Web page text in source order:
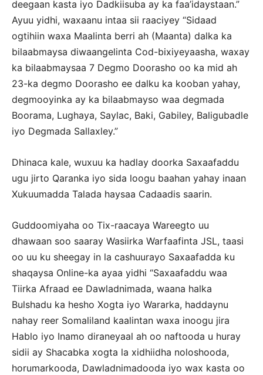
deegaan kasta iyo Dadkiisuba ay ka faa’idaystaan.”
Ayuu yidhi, waxaanu intaa sii raaciyey “Sidaad
ogtihiin waxa Maalinta berri ah (Maanta) dalka ka
bilaabmaysa diwaangelinta Cod-bixiyeyaasha, waxay
ka bilaabmaysaa 7 Degmo Doorasho oo ka mid ah
23-ka degmo Doorasho ee dalku ka kooban yahay,
degmooyinka ay ka bilaabmayso waa degmada
Boorama, Lughaya, Saylac, Baki, Gabiley, Baligubadle
iyo Degmada Sallaxley.”
Dhinaca kale, wuxuu ka hadlay doorka Saxaafaddu
ugu jirto Qaranka iyo sida loogu baahan yahay inaan
Xukuumadda Talada haysaa Cadaadis saarin.
Guddoomiyaha oo Tix-raacaya Wareegto uu
dhawaan soo saaray Wasiirka Warfaafinta JSL, taasi
oo uu ku sheegay in la cashuurayo Saxaafadda ku
shaqaysa Online-ka ayaa yidhi “Saxaafaddu waa
Tiirka Afraad ee Dawladnimada, waana halka
Bulshadu ka hesho Xogta iyo Wararka, haddaynu
nahay reer Somaliland kaalintan waxa inoogu jira
Hablo iyo Inamo diraneyaal ah oo naftooda u huray
sidii ay Shacabka xogta la xidhiidha noloshooda,
horumarkooda, Dawladnimadooda iyo wax kasta oo